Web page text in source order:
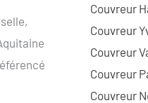
Couvreur
Couvreur
Couvreur
Couvreur
Couvreur